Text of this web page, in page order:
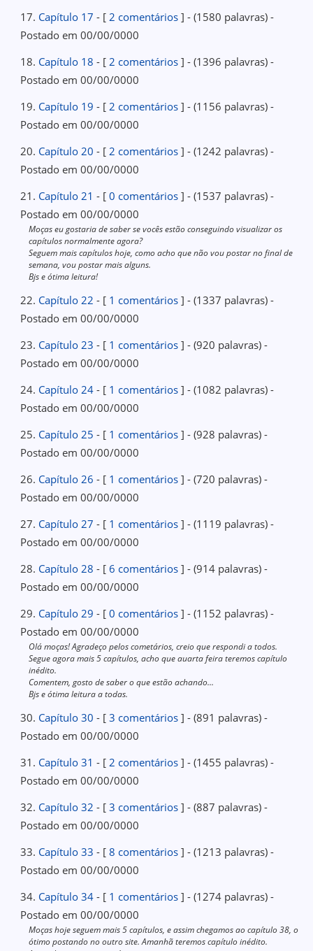
17. Capítulo 17 - [ 2 comentários ] - (1580 palavras) -
Postado em 00/00/0000
18. Capítulo 18 - [ 2 comentários ] - (1396 palavras) -
Postado em 00/00/0000
19. Capítulo 19 - [ 2 comentários ] - (1156 palavras) -
Postado em 00/00/0000
20. Capítulo 20 - [ 2 comentários ] - (1242 palavras) -
Postado em 00/00/0000
21. Capítulo 21 - [0 comentários ] - (1537 palavras) -
Postado em 00/00/0000
Moças eu gostaria de saber se vocês estão conseguindo visualizar os
capítulos normalmente agora?
Seguem mais capítulos hoje, como acho que não vou postar no final de
semana, vou postar mais alguns.
Bjs e ótima leitura!
22. Capítulo 22 - [ 1 comentários ] - (1337 palavras) -
Postado em 00/00/0000
23. Capítulo 23 - [ 1 comentários ] - (920 palavras) -
Postado em 00/00/0000
24. Capítulo 24 - [ 1 comentários ] - (1082 palavras) -
Postado em 00/00/0000
25. Capítulo 25 - [ 1 comentários ] - (928 palavras) -
Postado em 00/00/0000
26. Capítulo 26 - [ 1 comentários ] - (720 palavras) -
Postado em 00/00/0000
27. Capítulo 27 - [ 1 comentários ] - (1119 palavras) -
Postado em 00/00/0000
28. Capítulo 28 - [6 comentários ] - (914 palavras) -
Postado em 00/00/0000
29. Capítulo 29 - [0 comentários ] - (1152 palavras) -
Postado em 00/00/0000
Olá moças! Agradeço pelos cometários, creio que respondi a todos.
Segue agora mais 5 capítulos, acho que auarta feira teremos capítulo
inédito.
Comentem, gosto de saber o que estão achando...
Bjs e ótima leitura a todas.
30. Capítulo 30 - [3 comentários ] - (891 palavras) -
Postado em 00/00/0000
31. Capítulo 31 - [ 2 comentários ] - (1455 palavras) -
Postado em 00/00/0000
32. Capítulo 32 - [3 comentários ] - (887 palavras) -
Postado em 00/00/0000
33. Capítulo 33 - [8 comentários ] - (1213 palavras) -
Postado em 00/00/0000
34. Capítulo 34 - [ 1 comentários ] - (1274 palavras) -
Postado em 00/00/0000
Moças hoje seguem mais 5 capítulos, e assim chegamos ao capítulo 38, o
ótimo postando no outro site. Amanhã teremos capítulo inédito.